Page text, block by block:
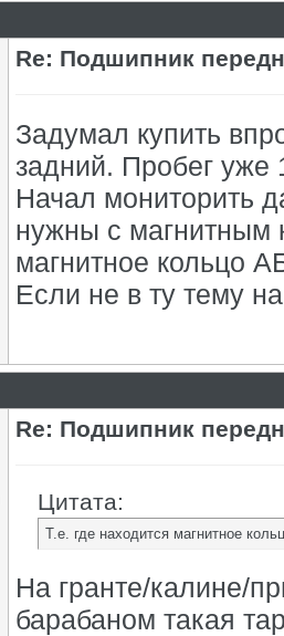
Re: Подшипник
Задумал купить
задний. Пробег уже
Начал мониторить
нужны с магнитным
магнитное кольцо
Если не в ту тему
Re: Подшипник
Цитата:
Т.е. где находится магнитное
На гранте/калине/
барабаном такая